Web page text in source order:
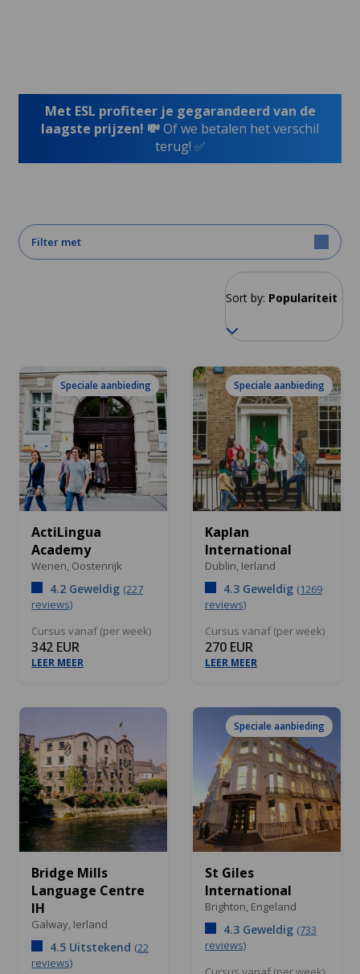
Met ESL profiteer je gegarandeerd van de
laagste prijzen! 💸Of we betalen het verschil
terug! ✅
Filter met
Sort by: Populariteit
Speciale aanbieding
ActiLingua
Academy
Wenen, Oostenrijk
4.2 Geweldig (227
reviews)
Cursus vanaf (per week)
342 EUR
LEER MEER
Speciale aanbieding
Kaplan
International
Dublin, Ierland
4.3 Geweldig (1269
reviews)
Cursus vanaf (per week)
270 EUR
LEER MEER
Bridge Mills
Language Centre
IH
Galway, Ierland
4.5 Uitstekend (22
reviews)
Speciale aanbieding
St Giles
International
Brighton, Engeland
4.3 Geweldig (733
reviews)